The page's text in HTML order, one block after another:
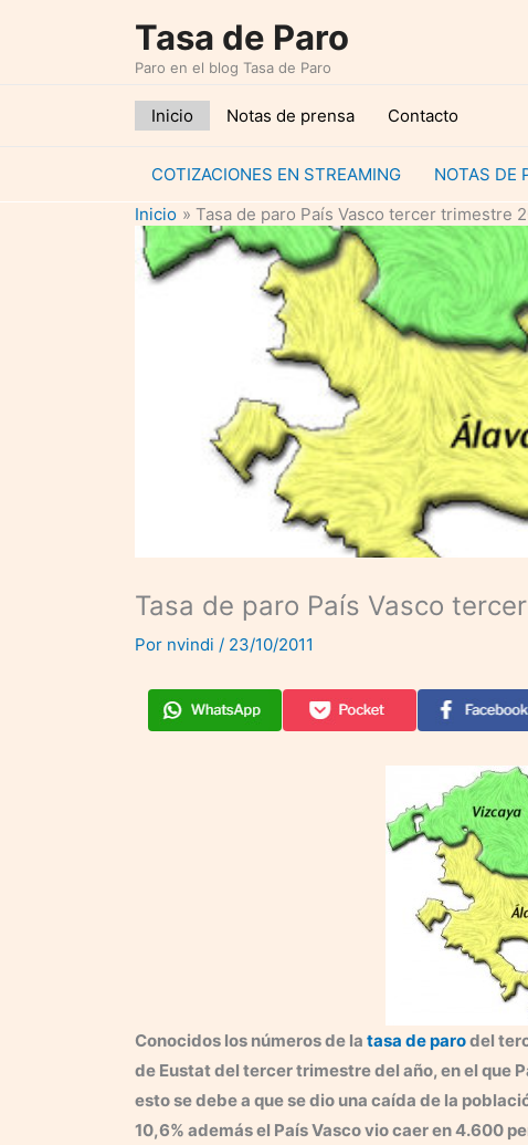
Tasa de Paro
Paro en el blog Tasa de Paro
Inicio Notas de prensa Contacto
COTIZACIONES EN STREAMING NOTAS DE
Inicio
Tasa de paro País Vasco tercer trimestre
Tasa de paro País Vasco
Por nvindi / 23/10/2011
Conocidos los números de la tasa de parodel
de Eustat del tercer trimestre del año, en el que
esto se debe a que se dio una caída de la
10,6% además el País Vasco vio caer en 4.600